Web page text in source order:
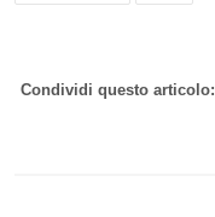
Condividi questo articolo: